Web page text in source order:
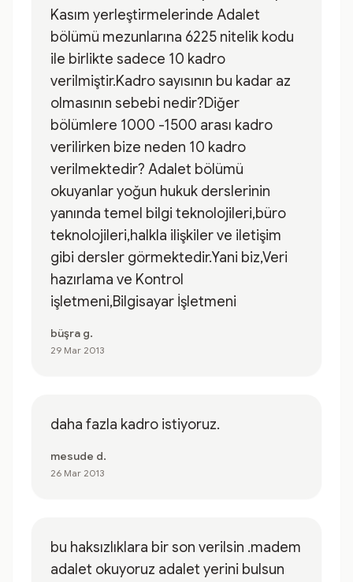
Kasım yerleştirmelerinde Adalet
bölümü mezunlarına 6225 nitelik kodu
ile birlikte sadece 10 kadro
verilmiştir.Kadro sayısının bu kadar az
olmasının sebebi nedir?Diğer
bölümlere 1000 -1500 arası kadro
verilirken bize neden 10 kadro
verilmektedir? Adalet bölümü
okuyanlar yoğun hukuk derslerinin
yanında temel bilgi teknolojileri,büro
teknolojileri,halkla ilişkiler ve iletişim
gibi dersler görmektedir.Yani biz,Veri
hazırlama ve Kontrol
işletmeni,Bilgisayar İşletmeni
büşra g.
29 Mar 2013
daha fazla kadro istiyoruz.
mesude d.
26 Mar 2013
bu haksızlıklara bir son verilsin .madem
adalet okuyoruz adalet yerini bulsun